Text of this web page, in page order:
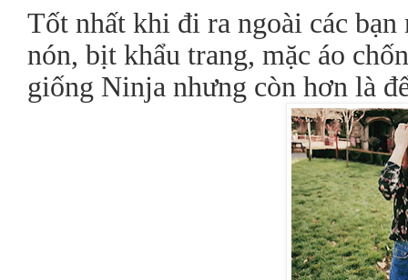
Tốt nhất khi đi ra ngoài các
nón, bịt khẩu trang, mặc áo
giống Ninja nhưng còn hơn là